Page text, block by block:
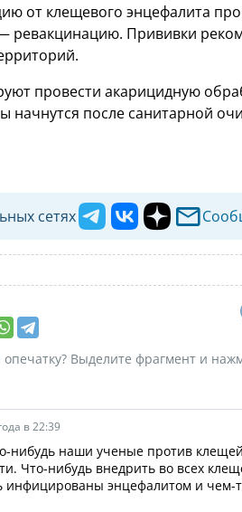
от клещевого энцефалита
ревакцинацию. Прививки
провести акарицидную
начнутся после санитарной
сетях
Выделите фрагмент и
в 22:39
нибудь наши ученые против
Что-нибудь внедрить во всех
инфицированы энцефалитом и чем-